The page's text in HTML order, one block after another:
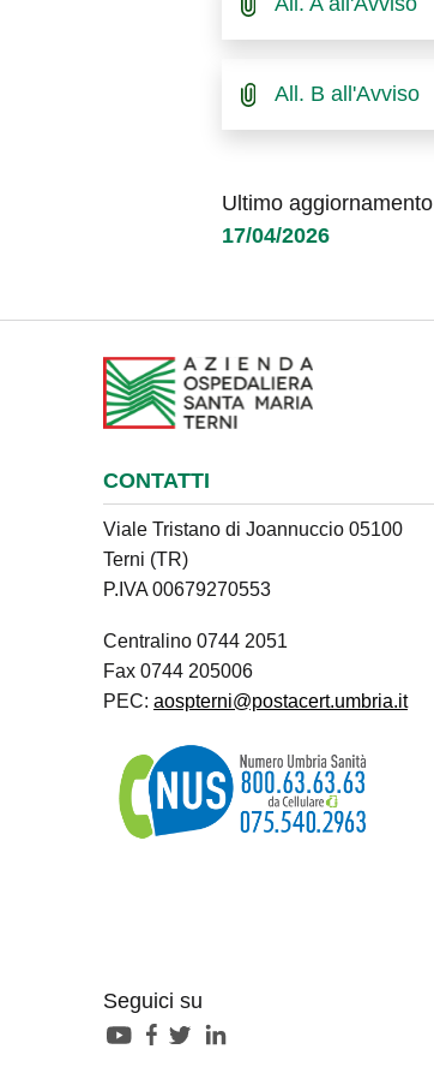
All. B all'Avviso
Ultimo aggiornamento
17/04/2026
CONTATTI
Viale Tristano di Joannuccio 05100
Terni (TR)
P.IVA 00679270553
Centralino 0744 2051
Fax 0744 205006
PEC: aospterni@postacert.umbria.it
Seguici su